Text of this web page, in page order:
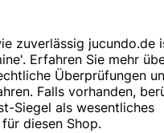
zuverlässig jucundo.de
Erfahren Sie mehr
Überprüfungen
Falls vorhanden,
Siegel als wesentliches
diesen Shop.